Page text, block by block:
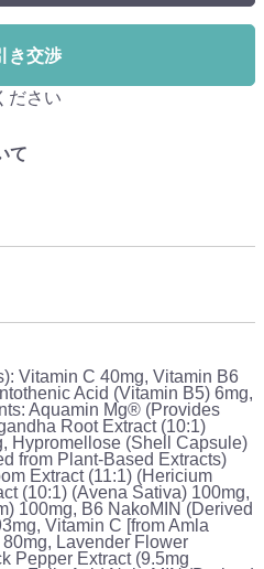
き交渉
ださい
て
Vitamin C 40mg, Vitamin B6
Acid (Vitamin B5) 6mg,
Aquamin Mg® (Provides
Root Extract (10:1)
Hypromellose (Shell Capsule)
from Plant-Based Extracts)
Extract (11:1) (Hericium
(10:1) (Avena Sativa) 100mg,
100mg, B6 NakoMIN (Derived
Vitamin C [from Amla
Lavender Flower
Pepper Extract (9.5mg